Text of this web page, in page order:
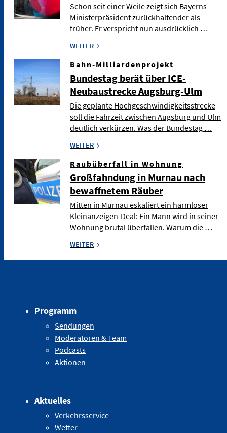
Schon seit einer Weile zeigt sich Bayerns
Ministerpräsident zurückhaltender als
früher. Er verspricht nun ausdrücklich …
WEITER
Bahn-Milliardenprojekt
Bundestag berät über ICE-
Neubaustrecke Augsburg-Ulm
Die geplante Hochgeschwindigkeitsstrecke
soll die Fahrzeit zwischen Augsburg und Ulm
deutlich verkürzen. Was der Bundestag …
WEITER
Raubüberfall in Wohnung
Großfahndung in Murnau nach
bewaffnetem Räuber
Mitten in Murnau eskaliert ein harmloser
Kleinanzeigen-Deal: Ein Mann wird in seiner
Wohnung brutal überfallen. Warum die …
WEITER
Programm
Sendungen
Moderatoren & Team
Podcasts
Aktionen
Aktuelles
Verkehrsservice
Wetter